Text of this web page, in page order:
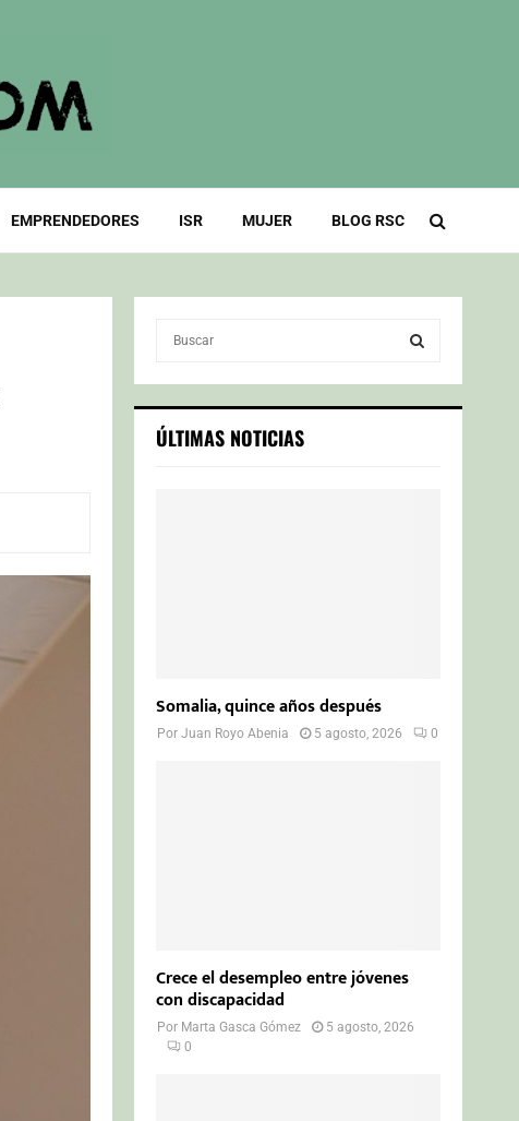
EMPRENDEDORES ISR MUJER BLOG RSC
c
h
S
ÚLTIMAS NOTICIAS
Somalia, quince años después
PorJuan Royo Abenia 5 agosto, 2026 0
Crece el desempleo entre jóvenes
con discapacidad
Por Marta Gasca Gómez
5 agosto, 2026
0